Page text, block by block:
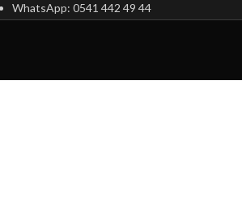
WhatsApp: 0541 442 49 44